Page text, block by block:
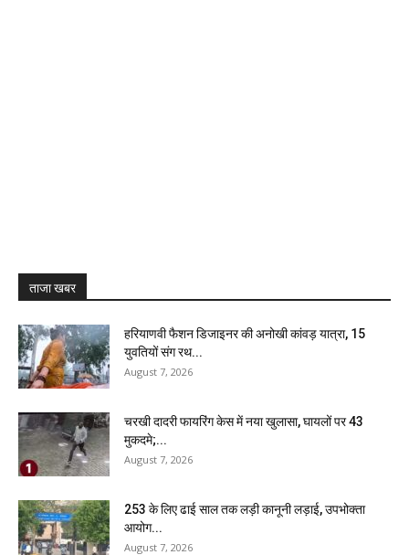
ताजा खबर
हरियाणवी फैशन डिजाइनर की अनोखी कांवड़ यात्रा, 15
युवतियों संग रथ...
August 7, 2026
चरखी दादरी फायरिंग केस में नया खुलासा, घायलों पर 43
मुकदमे;...
August 7, 2026
₹253 के लिए ढाई साल तक लड़ी कानूनी लड़ाई, उपभोक्ता
आयोग...
August 7, 2026